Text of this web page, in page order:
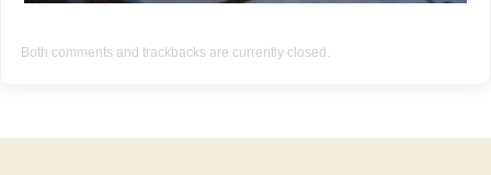
Both comments and trackbacks are currently closed.